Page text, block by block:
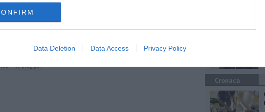
Data Deletion Data Access Privacy Policy
lavoro
scandicci sesto fiorentino
campi bisenzio
le piagge
Cronaca